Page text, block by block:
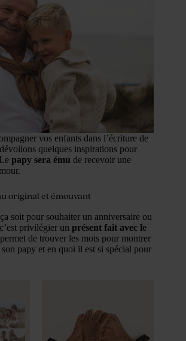
vos enfants dans l’écriture de
quelques inspirations pour
papy sera ému de recevoir une
original et émouvant
soit pour souhaiter un anniversaire ou
privilégier un présent fait avec le
de trouver les mots pour montrer
papy et en quoi il est si spécial pour